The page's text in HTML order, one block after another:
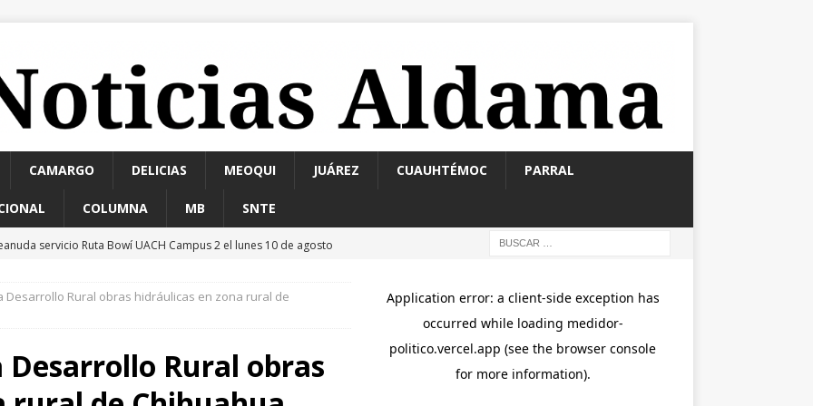
CAMARGO DELICIAS MEOQUI JUÁREZ CUAUHTÉMOC PARRAL
COLUMNA MB SNTE
servicio Ruta Bowí UACH Campus 2 el lunes 10 de agosto
de velocidad y presunto estado de ebriedad terminan en
resulta lesionado tras caer de un balcón en Infonavit
Desarrollo Rural obras hidráulicas en zona rural de
Rural obras